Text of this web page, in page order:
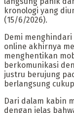
kronologi yang
(15/6/2026).
Demi
online akhirnya
menghentikan
berkomunikasi
justru berujung
berlangsung
Dari dalam kabin
dengan jelas